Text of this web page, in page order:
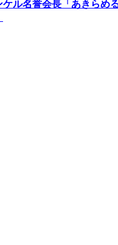
ル名誉会長「あきらめ